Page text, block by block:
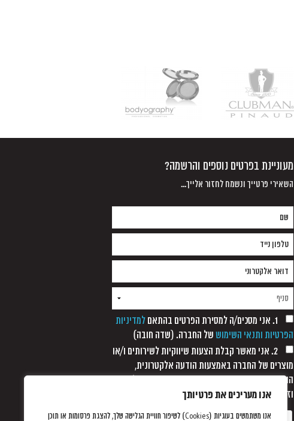
אנו מעריכים את פרטיותך
אנו משתמשים בעוגיות (Cookies) לשיפור חוויית הגלישה שלך, להצגת פרסומות או תוכן
מעוניינת בפרטים נוספים והרשמה?
השאירי פרטייך ונשמח לחזור אלייך...
1. אני מסכים/ה למסירת הפרטים בהתאם
למדיניות
הפרטיות ותנאי השימוששל החברה. (שדה חובה)
2. אני מאשר קבלת הצעות שיווקיות לשירותים ו/או
מוצרים של החברה באמצעות הודעה אלקטרונית,
הודעת מסר קצר, מערכת חיוג אוטומטית ופקסימיליה,
וזאת כל עוד לא נתקבלה כל הודעה אחרת ממני/